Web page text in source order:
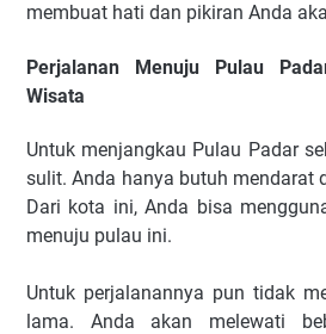
membuat hati dan pikiran Anda
Perjalanan Menuju Pulau
Wisata
Untuk menjangkau Pulau Padar
sulit. Anda hanya butuh mendarat
Dari kota ini, Anda bisa
menuju pulau ini.
Untuk perjalanannya pun tidak
lama. Anda akan melewati